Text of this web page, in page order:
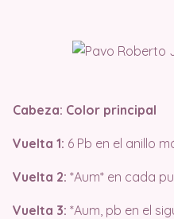
Cabeza: Color principal
Vuelta 1: 6 Pb en el anillo
Vuelta 2: *Aum* en cada
Vuelta 3: *Aum, pb en el